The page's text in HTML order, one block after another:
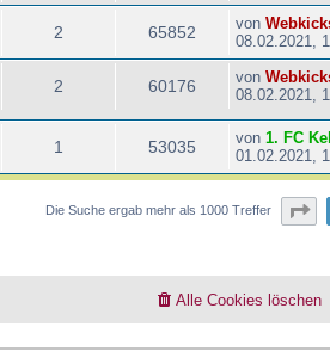
2 65852 von
08.02.2021,
2 60176 von
08.02.2021,
1 53035 von 1. FC
01.02.2021,
Die Suche ergab mehr als 1000 Treffer
Alle Cookies löschen